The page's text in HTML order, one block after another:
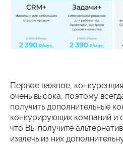
Первое важное,
очень высока, поэтому
получить дополнительные
конкурирующих компаний и
что Вы получите
извлечь из них